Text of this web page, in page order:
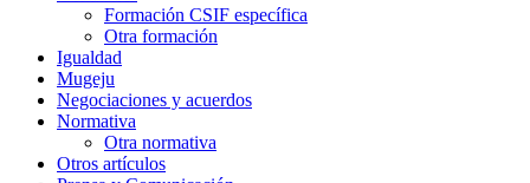
Formación CSIF específica
Otra formación
Igualdad
Mugeju
Negociaciones y acuerdos
Normativa
Otra normativa
Otros artículos